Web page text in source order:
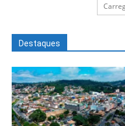
Destaques